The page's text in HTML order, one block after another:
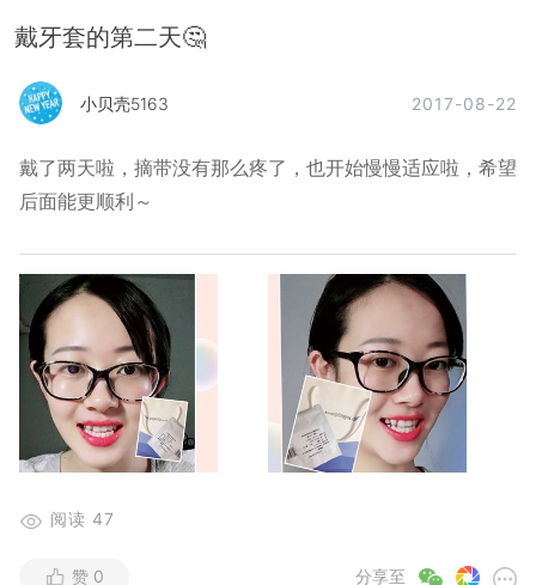
戴牙套的第二天🤔
小贝壳5163 2017-08-22
戴了两天啦，摘带没有那么疼了，也开始慢慢适应啦，希望
后面能更顺利～
阅读 47
分享至
赞 0